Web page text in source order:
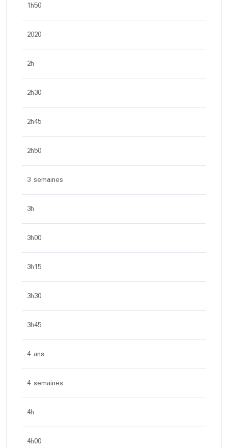
1h50
2020
2h
2h30
2h45
2h50
3 semaines
3h
3h00
3h15
3h30
3h45
4 ans
4 semaines
4h
4h00